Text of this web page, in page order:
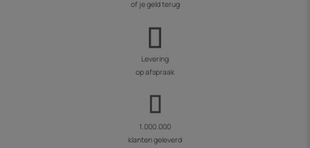
of je geld terug
Levering
op afspraak
1.000.000
klanten geleverd